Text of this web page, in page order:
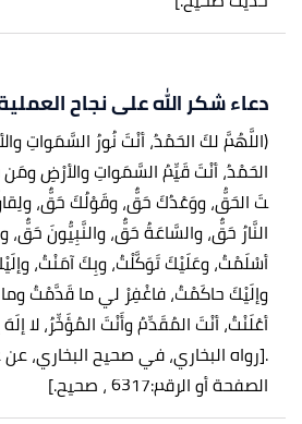
دعاء شكر الله على نجاح
(اللَّهُمَّ لكَ الحَمْدُ، أنْتَ نُورُ السَّمَواتِ
الحَمْدُ، أنْتَ قَيِّمُ السَّمَواتِ والأرْضِ
تَ الحَقُّ، ووَعْدُكَ حَقٌّ، وقَوْلُكَ حَقٌّ،
النَّارُ حَقٌّ، والسَّاعَةُ حَقٌّ، والنَّبِيُّونَ
أسْلَمْتُ، وعَلَيْكَ تَوَكَّلْتُ، وبِكَ آمَنْتُ،
وإلَيْكَ حاكَمْتُ، فاغْفِرْ لي ما قَدَّمْتُ
أعْلَنْتُ، أنْتَ المُقَدِّمُ وأَنْتَ المُؤَخِّرُ، لا إلَهَ
.[رواه البخاري، في صحيح البخاري، عن
الصفحة أو الرقم:6317 ، صحيح.]